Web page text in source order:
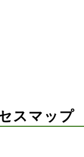
スマップ